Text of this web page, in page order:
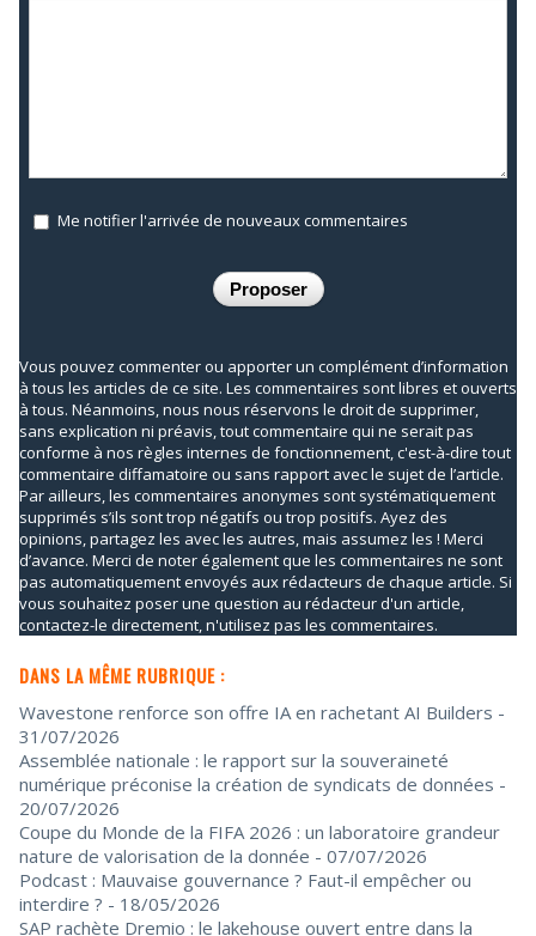
Me notifier l'arrivée de nouveaux commentaires
Vous pouvez commenter ou apporter un complément d’information
à tous les articles de ce site. Les commentaires sont libres et ouverts
à tous. Néanmoins, nous nous réservons le droit de supprimer,
sans explication ni préavis, tout commentaire qui ne serait pas
conforme à nos règles internes de fonctionnement, c'est-à-dire tout
commentaire diffamatoire ou sans rapport avec le sujet de l’article.
Par ailleurs, les commentaires anonymes sont systématiquement
supprimés s’ils sont trop négatifs ou trop positifs. Ayez des
opinions, partagez les avec les autres, mais assumez les ! Merci
d’avance. Merci de noter également que les commentaires ne sont
pas automatiquement envoyés aux rédacteurs de chaque article. Si
vous souhaitez poser une question au rédacteur d'un article,
contactez-le directement, n'utilisez pas les commentaires.
DANS LA MÊME RUBRIQUE :
Wavestone renforce son offre IA en rachetant AI Builders -
31/07/2026
Assemblée nationale : le rapport sur la souveraineté
numérique préconise la création de syndicats de données -
20/07/2026
Coupe du Monde de la FIFA 2026 : un laboratoire grandeur
nature de valorisation de la donnée - 07/07/2026
Podcast : Mauvaise gouvernance ? Faut-il empêcher ou
interdire ? - 18/05/2026
SAP rachète Dremio : le lakehouse ouvert entre dans la